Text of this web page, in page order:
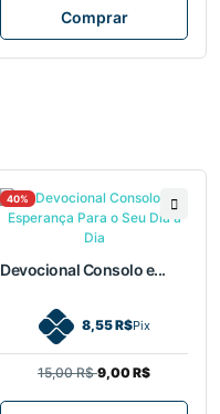
Comprar
40%
Devocional Consolo e...
8,55 R$Pix
15,00 R$9,00 R$